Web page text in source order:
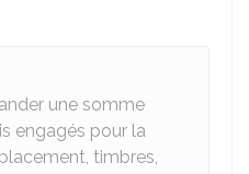
une somme
engagés pour la
timbres,